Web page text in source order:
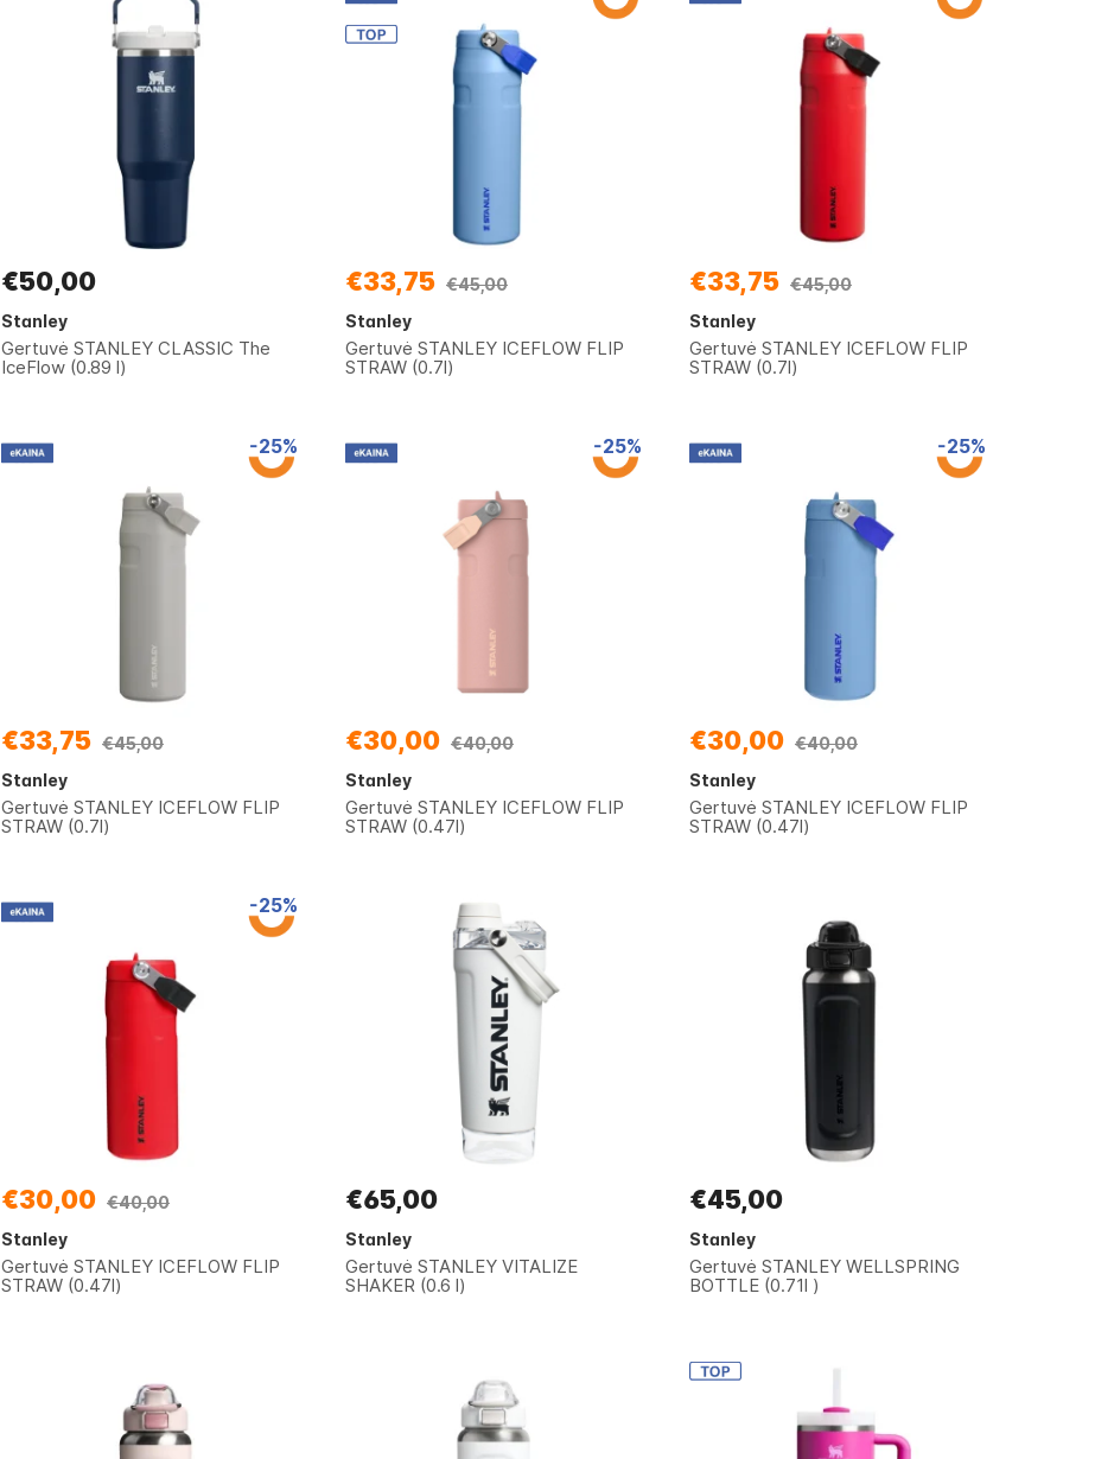
€50,00
Stanley
Gertuvė STANLEY CLASSIC The
IceFlow (0.89 l)
€33,75 €45,00
Stanley
Gertuvė STANLEY ICEFLOW FLIP
STRAW (0.7l)
€33,75 €45,00
Stanley
Gertuvė STANLEY ICEFLOW FLIP
STRAW (0.7l)
-25%
€33,75 €45,00
Stanley
Gertuvė STANLEY ICEFLOW FLIP
STRAW (0.7l)
-25%
€30,00 €40,00
Stanley
Gertuvė STANLEY ICEFLOW FLIP
STRAW (0.47l)
-25%
€30,00 €40,00
Stanley
Gertuvė STANLEY ICEFLOW FLIP
STRAW (0.47l)
-25%
€30,00 €40,00
Stanley
Gertuvė STANLEY ICEFLOW FLIP
STRAW (0.47l)
€65,00
Stanley
Gertuvė STANLEY VITALIZE
SHAKER (0.6 l)
€45,00
Stanley
Gertuvė STANLEY WELLSPRING
BOTTLE (0.71l )